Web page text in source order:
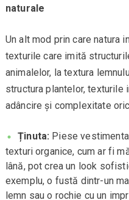
naturale
Un alt mod prin care natura
texturile care imită
animalelor, la textura
structura plantelor, texturile
adâncire și complexitate
Ținuta: Piese
texturi organice, cum ar fi
lână, pot crea un look
exemplu, o fustă dintr-un
lemn sau o rochie cu un